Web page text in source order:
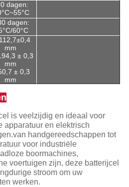
dagen:
dagen:
60°C
mm
± 0,3
mm
± 0,3
mm
is veelzijdig en ideaal voor
apparatuur en elektrisch
handgereedschappen tot
voor industriële
boormachines,
voertuigen zijn, deze batterijcel
stroom om uw
werken.